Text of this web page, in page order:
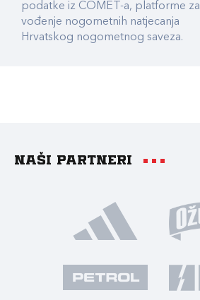
podatke iz COMET-a, platforme za
vođenje nogometnih natjecanja
Hrvatskog nogometnog saveza.
Naši partneri